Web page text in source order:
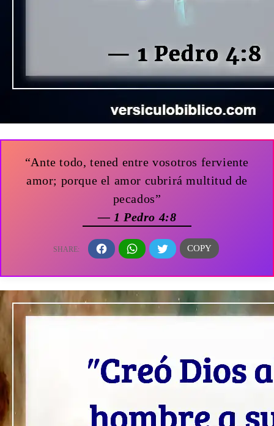
“Ante todo, tened entre vosotros ferviente
amor; porque el amor cubrirá multitud de
pecados”
— 1 Pedro 4:8